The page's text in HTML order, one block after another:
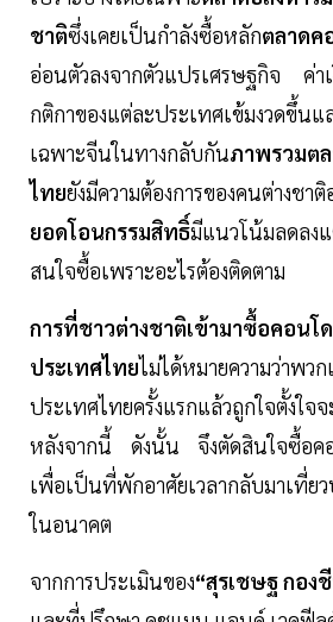
ชาติซึ่งเคยเป็นกำลังซื้อหลักตลาดค
อ่อนตัวลงจากตัวแปรเศรษฐกิจ ค่
กติกาของแต่ละประเทศเข้มงวดขึ้นแ
เฉพาะจีนในทางกลับกันภาพรวมต
ไทยยังมีความต้องการของคนต่างชา
ยอดโอนกรรมสิทธิ์มีแนวโน้มลดลง
สนใจซื้อเพราะอะไรต้องติดตาม
การที่ชาวต่างชาติเข้ามาซื้อคอนโ
ประเทศไทยไม่ได้หมายความว่าพวก
ประเทศไทยครั้งแรกแล้วถูกใจตั้งใจ
หลังจากนี้ ดังนั้น จึงตัดสินใจซื้อค
เพื่อเป็นที่พักอาศัยเวลากลับมาเที่ย
ในอนาคต
จากการประเมินของ“สุรเชษฐ กอง